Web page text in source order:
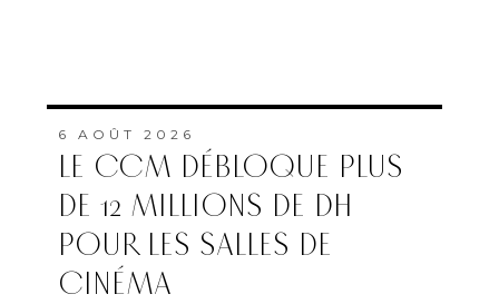
6 AOÛT 2026
LE CCM DÉBLOQUE PLUS
DE 12 MILLIONS DE DH
POUR LES SALLES DE
CINÉMA